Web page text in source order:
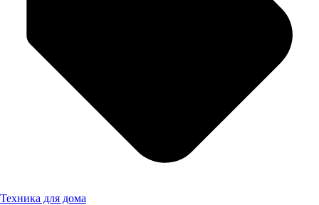
Техника для дома